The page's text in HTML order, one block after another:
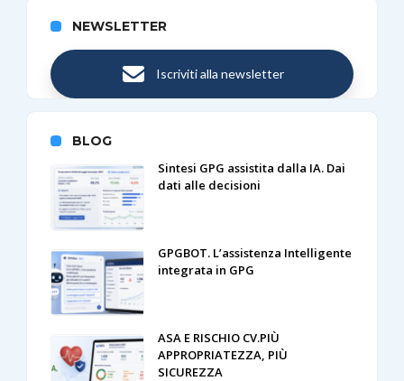
NEWSLETTER
Iscriviti alla newsletter
BLOG
Sintesi GPG assistita dalla IA. Dai
dati alle decisioni
GPGBOT. L’assistenza Intelligente
integrata in GPG
ASA E RISCHIO CV.PIÙ
APPROPRIATEZZA, PIÙ
SICUREZZA